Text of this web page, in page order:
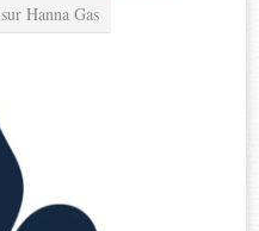
Hanna Gas